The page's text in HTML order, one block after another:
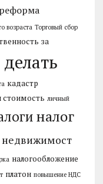
возраста Торговый сбор
за
кадастр
стоимость личный
налог
недвижимост
налогообложение
платон повышение НДС